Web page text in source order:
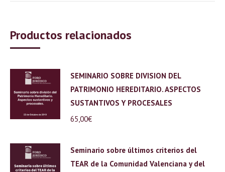
Productos relacionados
SEMINARIO SOBRE DIVISION DEL
PATRIMONIO HEREDITARIO. ASPECTOS
SUSTANTIVOS Y PROCESALES
65,00€
Seminario sobre últimos criterios del
TEAR de la Comunidad Valenciana y del